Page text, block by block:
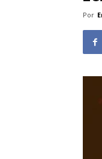
Por